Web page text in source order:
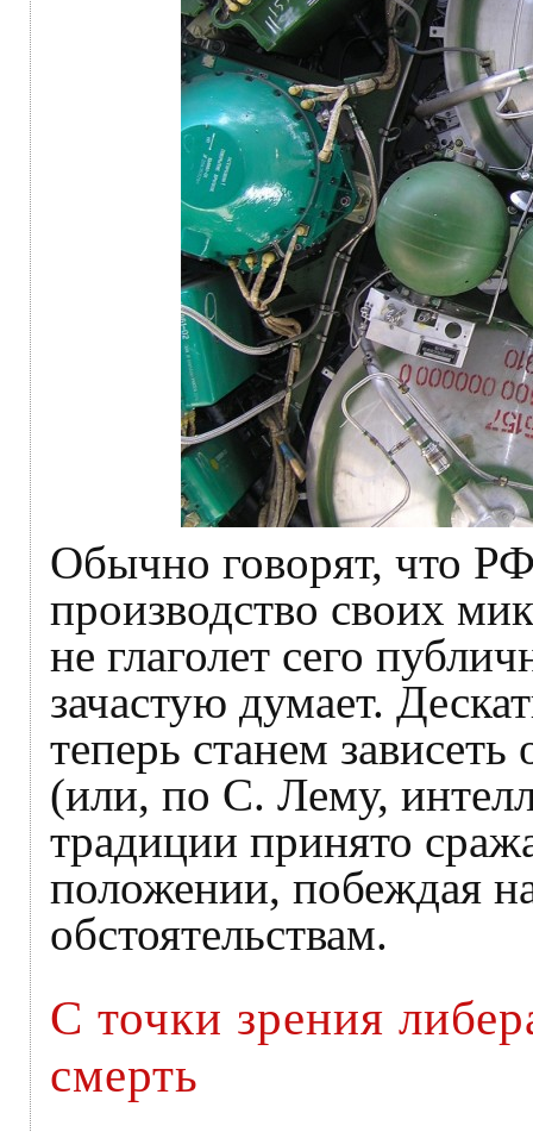
Обычно говорят, что
производство своих
не глаголет сего
зачастую думает.
теперь станем
(или, по С. Лему,
традиции принято
положении, побеждая
обстоятельствам.
С точки зрения
смерть